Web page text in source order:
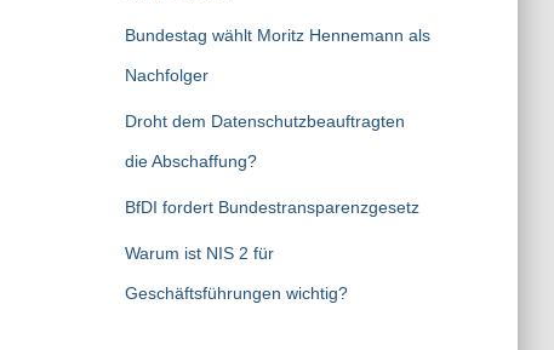
Bundestag wählt Moritz Hennemann als
Nachfolger
Droht dem Datenschutzbeauftragten
die Abschaffung?
BfDI fordert Bundestransparenzgesetz
Warum ist NIS 2 für
Geschäftsführungen wichtig?